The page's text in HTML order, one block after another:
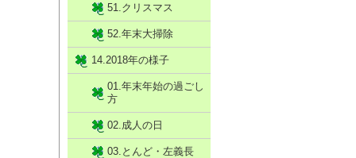
51.クリスマス
52.年末大掃除
14.2018年の様子
01.年末年始の過ごし
方
02.成人の日
03.とんど・左義長